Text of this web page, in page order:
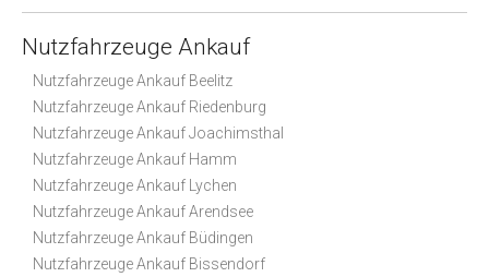
Nutzfahrzeuge Ankauf
Nutzfahrzeuge Ankauf Beelitz
Nutzfahrzeuge Ankauf Riedenburg
Nutzfahrzeuge Ankauf Joachimsthal
Nutzfahrzeuge Ankauf Hamm
Nutzfahrzeuge Ankauf Lychen
Nutzfahrzeuge Ankauf Arendsee
Nutzfahrzeuge Ankauf Büdingen
Nutzfahrzeuge Ankauf Bissendorf